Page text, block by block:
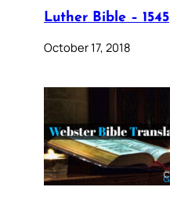
Luther Bible – 1545
October 17, 2018